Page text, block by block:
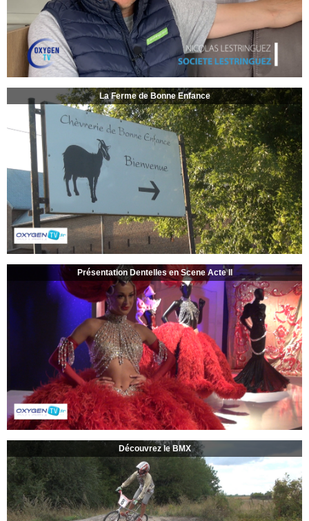
La Ferme de Bonne Enfance
Présentation Dentelles en Scene Acte II
Découvrez le BMX